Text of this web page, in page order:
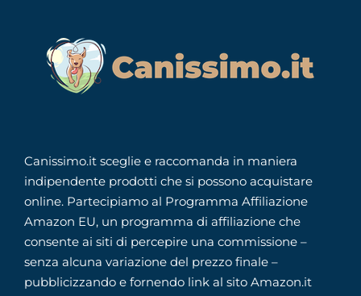
Canissimo.it sceglie e raccomanda in maniera
indipendente prodotti che si possono acquistare
online. Partecipiamo al Programma Affiliazione
Amazon EU, un programma di affiliazione che
consente ai siti di percepire una commissione –
senza alcuna variazione del prezzo finale –
pubblicizzando e fornendo link al sito Amazon.it